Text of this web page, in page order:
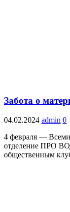
Забота о
04.02.2024 admin 0
4 февраля —
отделение ПРО
общественным